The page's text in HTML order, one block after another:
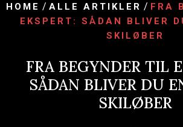
HOME / ALLE ARTIKLER / FRA
EKSPERT: SÅDAN BLIVER
SKILØBER
FRA BEGYNDER TIL
SÅDAN BLIVER DU
SKILØBER